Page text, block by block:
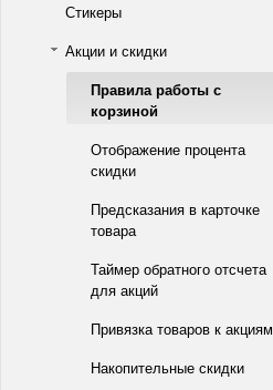
Стикеры
Акции и скидки
Правила работы с
корзиной
Отображение процента
скидки
Предсказания в карточке
товара
Таймер обратного отсчета
для акций
Привязка товаров к акциям
Накопительные скидки